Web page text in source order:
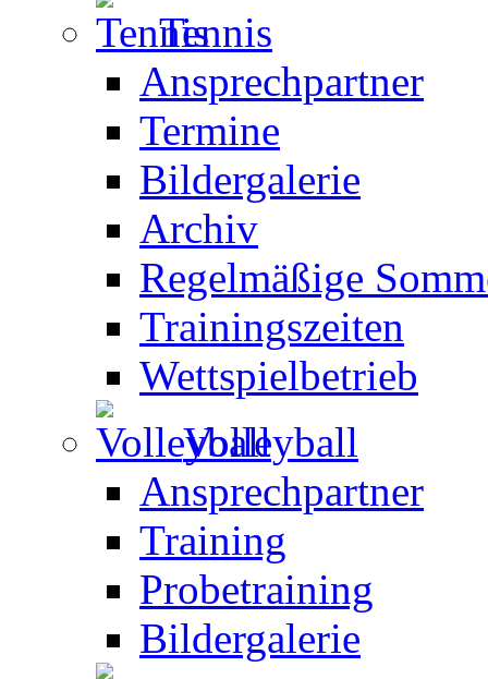
Tennis
Ansprechpartner
Termine
Bildergalerie
Archiv
Regelmäßige
Trainingszeiten
Wettspielbetrieb
Volleyball
Ansprechpartner
Training
Probetraining
Bildergalerie